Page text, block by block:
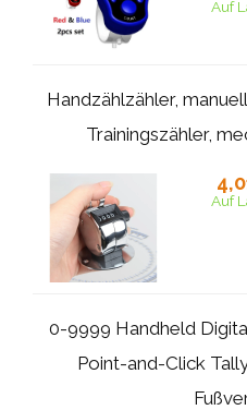
Auf
Handzählzähler,
Trainingszähler,
Auf
0-9999 Handheld
Point-and-Click